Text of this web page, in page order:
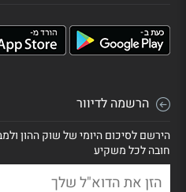
הרשמה לדיוור
הירשם לסיכום היומי של שוק ההון
חובה לכל משקיע